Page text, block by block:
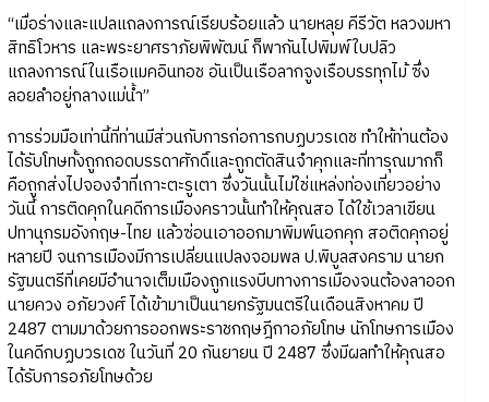
“เมื่อร่างและแปลแถลงการณ์เรียบร้อยแล้ว นายหลุย คีรีวัต หลวงมหา
สิทธิโวหาร และพระยาศราภัยพิพัฒน์ ก็พากันไปพิมพ์ใบปลิว
แถลงการณ์ในเรือแมคอินทอช อันเป็นเรือลากจูงเรือบรรทุกไม้ ซึ่ง
ลอยลำอยู่กลางแม่น้ำ”
การร่วมมือเท่านี้ที่ท่านมีส่วนกับการก่อการกบฏบวรเดช ทำให้ท่านต้อง
ได้รับโทษทั้งถูกถอดบรรดาศักดิ์และถูกตัดสินจำคุกและที่ทารุณมากก็
คือถูกส่งไปจองจำที่เกาะตะรูเตา ซึ่งวันนั้นไม่ใช่แหล่งท่องเที่ยวอย่าง
วันนี้ การติดคุกในคดีการเมืองคราวนั้นทำให้คุณสอ ได้ใช้เวลาเขียน
ปทานุกรมอังกฤษ-ไทย แล้วซ่อนเอาออกมาพิมพ์นอกคุก สอติดคุกอยู่
หลายปี จนการเมืองมีการเปลี่ยนแปลงจอมพล ป.พิบูลสงคราม นายก
รัฐมนตรีที่เคยมีอำนาจเต็มเมืองถูกแรงบีบทางการเมืองจนต้องลาออก
นายควง อภัยวงศ์ ได้เข้ามาเป็นนายกรัฐมนตรีในเดือนสิงหาคม ปี
2487 ตามมาด้วยการออกพระราชกฤษฎีกาอภัยโทษ นักโทษการเมือง
ในคดีกบฏบวรเดช ในวันที่ 20 กันยายน ปี 2487 ซึ่งมีผลทำให้คุณสอ
ได้รับการอภัยโทษด้วย